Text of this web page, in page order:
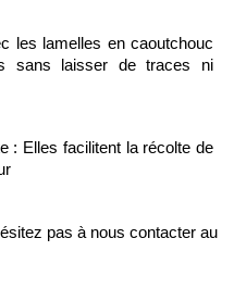
les lamelles en caoutchouc
sans laisser de traces ni
: Elles facilitent la récolte de
pas à nous contacter au